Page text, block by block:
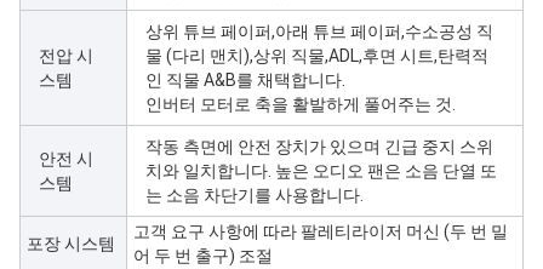
전압 시
스템
상위 튜브 페이퍼,아래 튜브 페이퍼,수소공성 직
물 (다리 맨치),상위 직물,ADL,후면 시트,탄력적
인 직물 A&B를 채택합니다.
인버터 모터로 축을 활발하게 풀어주는 것.
안전 시
스템
작동 측면에 안전 장치가 있으며 긴급 중지 스위
치와 일치합니다. 높은 오디오 팬은 소음 단열 또
는 소음 차단기를 사용합니다.
포장 시스템
고객 요구 사항에 따라 팔레티라이저 머신 (두 번 밀
어 두 번 출구) 조절